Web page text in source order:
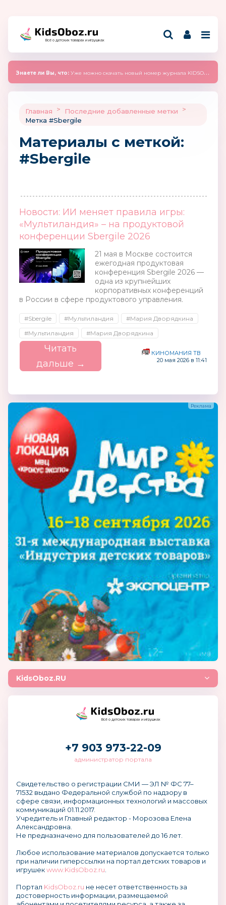
Всё о детских товарах и игрушках
Знаете ли Вы, что: Уже можно скачать новый номер журнала KIDSOBOZ 2025 (сентябрь)
Главная > Последние добавленные метки
>
Метка #Sbergile
Материалы c меткой:
#Sbergile
Новости: ИИ меняет правила игры:
«Мультиландия» – на продуктовой
конференции Sbergile 2026
21 мая в Москве состоится
ежегодная продуктовая
конференция Sbergile 2026 —
одна из крупнейших
корпоративных конференций
в России в сфере продуктового управления.
#Sbergile #Мультиландия
#Мария Дворядкина
#Мультиландия
#Мария Дворядкина
Читать
дальше →
КИНОМАНИЯ ТВ
20 мая 2026 в 11:41
KidsOboz.RU
Всё о детских товарах и игрушках
+7 903 973-22-09
администратор портала
Свидетельство о регистрации СМИ — ЭЛ № ФС 77–
71532 выдано Федеральной службой по надзору в
сфере связи, информационных технологий и массовых
коммуникаций 01.11.2017.
Учредитель и Главный редактор - Морозова Елена
Александровна.
Не предназначено для пользователей до 16 лет.
Любое использование материалов допускается только
при наличии гиперссылки на портал детских товаров и
игрушекwww.KidsOboz.ru
Портал KidsOboz.ru не несет ответственность за
достоверность информации, размещаемой